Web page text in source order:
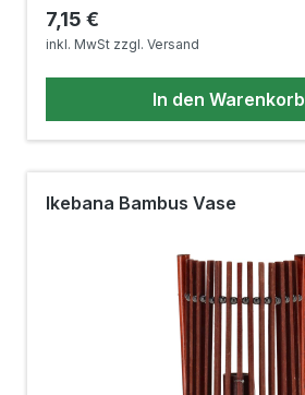
Regulärer Preis:
7,15 €
inkl. MwSt zzgl. Versand
In den Warenkorb
Ikebana Bambus Vase